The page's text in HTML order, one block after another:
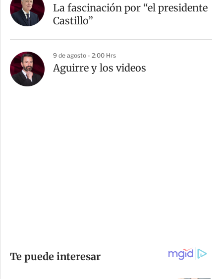
La fascinación por “el presidente
Castillo”
9 de agosto - 2:00 Hrs
Aguirre y los videos